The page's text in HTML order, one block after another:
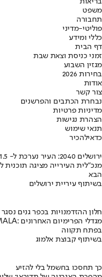
משפט
תחבורה
פוליטי-מדיני
כללי ומידע
דף הבית
זמני כניסת וצאת שבת
מגזין השבוע
בחירות 2026
אודות
צור קשר
נבחרת הכתבים והפרשנים
מדיניות פרטיות
הצהרת נגישות
תנאי שימוש
כדאילהכיר
ירושלים 2040: העיר נערכת ל- 1.5 מליון תושבים
מנכ"לית העירייה מציגה
הבא
בשיתוף עיריית ירושלים
חלון ההזדמנויות בכפר גנים נסגר
בפתח תקווה
בשיתוף קבוצת אלמוג
כך תחסכו בחשמל בלי להזיע